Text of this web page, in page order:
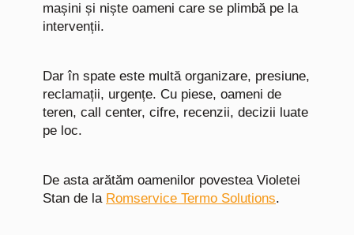
mașini și niște oameni care se plimbă pe la
intervenții.
Dar în spate este multă organizare, presiune,
reclamații, urgențe. Cu piese, oameni de
teren, call center, cifre, recenzii, decizii luate
pe loc.
De asta arătăm oamenilor povestea Violetei
Stan de la Romservice Termo Solutions.